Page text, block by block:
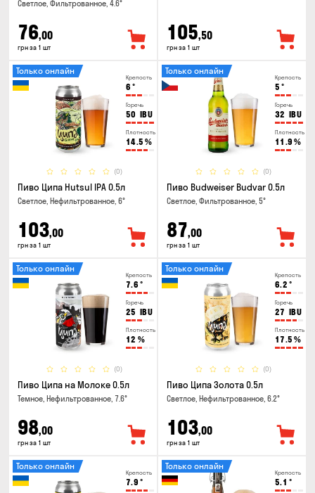
Светлое, Фильтрованное, 4.6°
76,00
грн за 1 шт
105,50
грн за 1 шт
Крепость
6 °
Горечь
50 IBU
Плотность
14.5 %
(0)
Только онлайн
Пиво Ципа Hutsul IPA 0.5л
Светлое, Нефильтрованное, 6°
103,00
грн за 1 шт
Крепость
5 °
Горечь
32 IBU
Плотность
11.9 %
(0)
Только онлайн
Пиво Budweiser Budvar 0.5л
Светлое, Фильтрованное, 5°
87,00
грн за 1 шт
Крепость
7.6 °
Горечь
25 IBU
Плотность
12 %
(0)
Только онлайн
Пиво Ципа на Молоке 0.5л
Темное, Нефильтрованное, 7.6°
98,00
грн за 1 шт
Крепость
6.2 °
Горечь
27 IBU
Плотность
17.5 %
(0)
Только онлайн
Пиво Ципа Золота 0.5л
Светлое, Нефильтрованное, 6.2°
103,00
грн за 1 шт
Крепость
7.9 °
Только онлайн
Крепость
5.1 °
Только онлайн